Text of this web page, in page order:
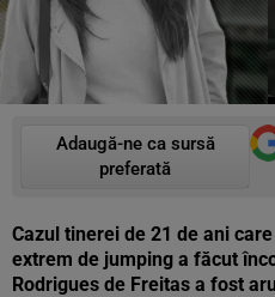
Adaugă-ne ca sursă
preferată
Cazul tinerei de 21 de ani
extrem de jumping a făcut
Rodrigues de Freitas a fost